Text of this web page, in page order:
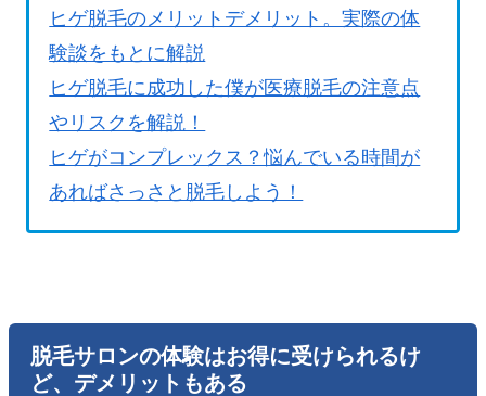
ヒゲ脱毛のメリットデメリット。実際の体
験談をもとに解説
ヒゲ脱毛に成功した僕が医療脱毛の注意点
やリスクを解説！
ヒゲがコンプレックス？悩んでいる時間が
あればさっさと脱毛しよう！
脱毛サロンの体験はお得に受けられるけ
ど、デメリットもある